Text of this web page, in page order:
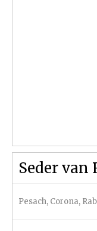
Seder van
Pesach, Corona,